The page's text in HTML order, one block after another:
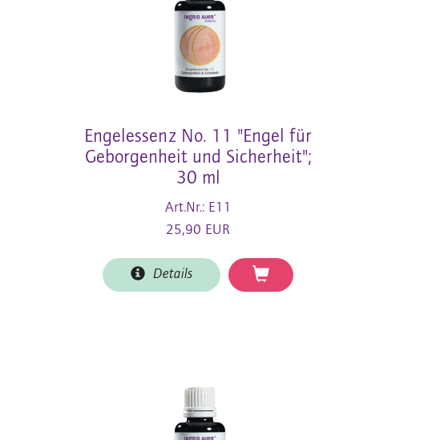
Engelessenz No. 11 "Engel für
Geborgenheit und Sicherheit";
30 ml
Art.Nr.: E11
25,90 EUR
Details